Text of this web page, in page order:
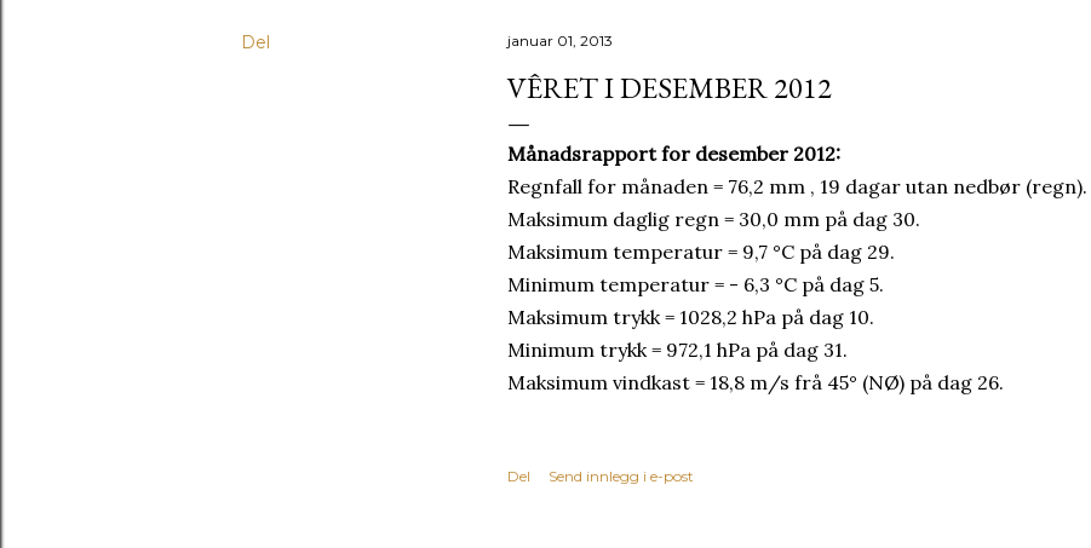
Del januar 01, 2013
VÊRET I DESEMBER 2012
Månadsrapport for desember 2012:
Regnfall for månaden = 76,2 mm , 19 dagar utan nedbør (regn).
Maksimum daglig regn = 30,0 mm på dag 30.
Maksimum temperatur = 9,7 °C på dag 29.
Minimum temperatur = - 6,3 °C på dag 5.
Maksimum trykk = 1028,2 hPa på dag 10.
Minimum trykk = 972,1 hPa på dag 31.
Maksimum vindkast = 18,8 m/s frå 45° (NØ) på dag 26.
Del Send innlegg i e-post